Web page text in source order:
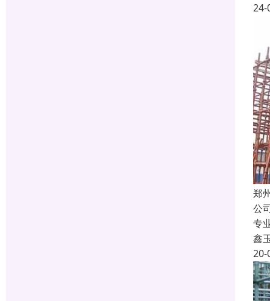
24-
郑
公
专
鑫
20-